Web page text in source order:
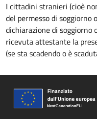
I cittadini stranieri (cioè
del permesso di soggiorno
dichiarazione di soggiorno
ricevuta attestante la
(se sta scadendo o è